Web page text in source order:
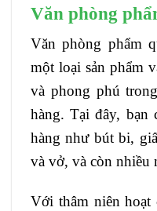
Văn phòng
Văn phòng phẩm
một loại sản phẩm
và phong phú
hàng. Tại đây, bạn
hàng như bút bi,
và vở, và còn nhiều
Với thâm niên hoạt